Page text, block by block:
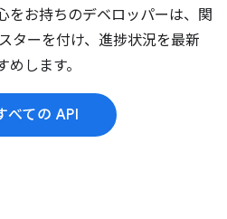
をお持ちのデベロッパーは、関
ターを付け、進捗状況を最新
します。
べての API